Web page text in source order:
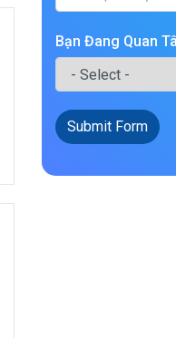
Bạn Đang Quan
Submit Form